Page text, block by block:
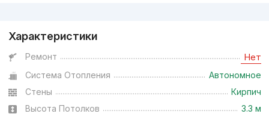
Характеристики
Ремонт Нет
Система Отопления
Автономное
Стены
Кирпич
Высота Потолков
3.3 м